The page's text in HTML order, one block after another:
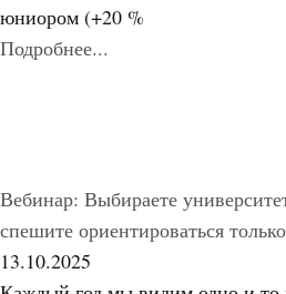
юниором (+20 %
Подробнее...
Вебинар: Выбираете
спешите ориентироваться
13.10.2025